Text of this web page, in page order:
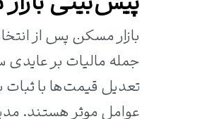
جمله مالیات بر عایدی
تعدیل قیمت‌ها با ثبات
عوامل موثر هستند.